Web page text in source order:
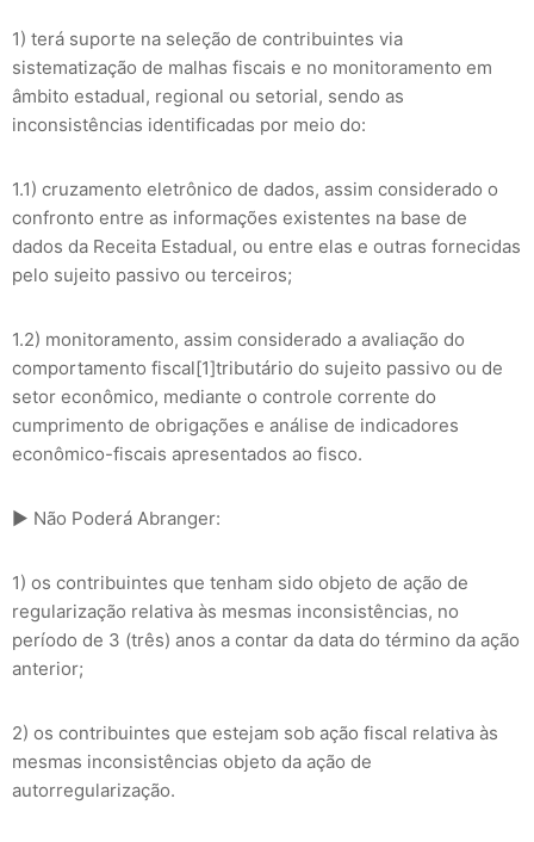
1) terá suporte na seleção de contribuintes via
sistematização de malhas fiscais e no monitoramento em
âmbito estadual, regional ou setorial, sendo as
inconsistências identificadas por meio do:
1.1) cruzamento eletrônico de dados, assim considerado o
confronto entre as informações existentes na base de
dados da Receita Estadual, ou entre elas e outras fornecidas
pelo sujeito passivo ou terceiros;
1.2) monitoramento, assim considerado a avaliação do
comportamento fiscal[1]tributário do sujeito passivo ou de
setor econômico, mediante o controle corrente do
cumprimento de obrigações e análise de indicadores
econômico-fiscais apresentados ao fisco.
► Não Poderá Abranger:
1) os contribuintes que tenham sido objeto de ação de
regularização relativa às mesmas inconsistências, no
período de 3 (três) anos a contar da data do término da ação
anterior;
2) os contribuintes que estejam sob ação fiscal relativa às
mesmas inconsistências objeto da ação de
autorregularização.